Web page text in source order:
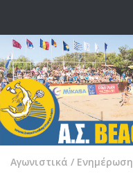
Αγωνιστικά / Ενημέρωση